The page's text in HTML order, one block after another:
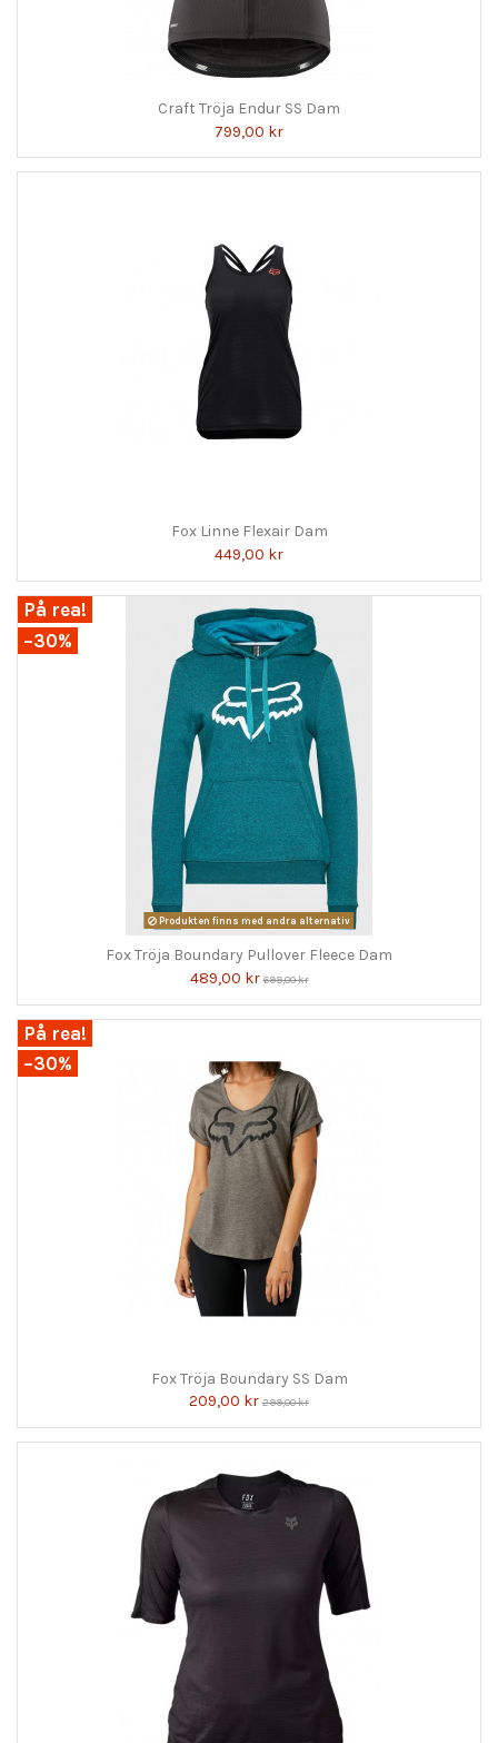
Craft Tröja Endur SS Dam
799,00 kr
Fox Linne Flexair Dam
449,00 kr
På rea!
−30%
Produkten finns med andra alternativ
Fox Tröja Boundary Pullover Fleece Dam
489,00 kr699,00 kr
På rea!
−30%
Fox Tröja Boundary SS Dam
209,00 kr 299,00 kr